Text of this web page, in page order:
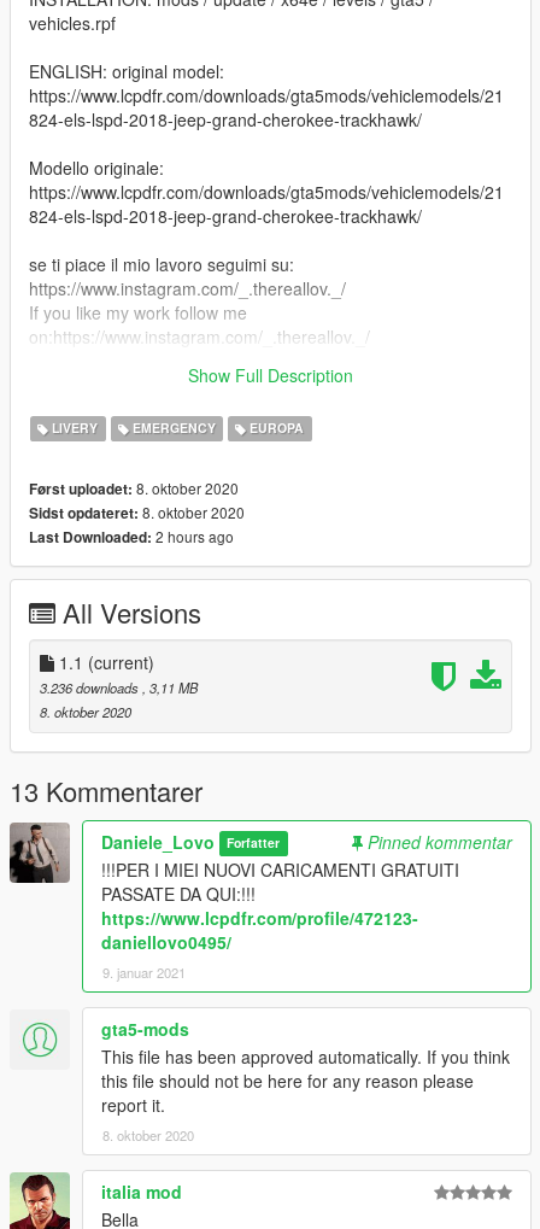
vehicles.rpf
ENGLISH: original model:
https://www.lcpdfr.com/downloads/gta5mods/vehiclemodels/21
824-els-lspd-2018-jeep-grand-cherokee-trackhawk/
Modello originale:
https://www.lcpdfr.com/downloads/gta5mods/vehiclemodels/21
824-els-lspd-2018-jeep-grand-cherokee-trackhawk/
se ti piace il mio lavoro seguimi su:
https://www.instagram.com/_.thereallov._/
If you like my work follow me
on:https://www.instagram.com/_.thereallov._/
Un grazie a: https://it.gta5-mods.com/users/VIFederico
Show Full Description
LIVERY EMERGENCY EUROPA
Først uploadet: 8. oktober 2020
Sidst opdateret: 8. oktober 2020
Last Downloaded: 2 hours ago
All Versions
1.1 (current)
3.236 downloads , 3,11 MB
8. oktober 2020
13 Kommentarer
Daniele_Lovo Forfatter
Pinned kommentar
!!!PER I MIEI NUOVI CARICAMENTI GRATUITI
PASSATE DA QUI:!!!
https://www.lcpdfr.com/profile/472123-
daniellovo0495/
9. januar 2021
gta5-mods
This file has been approved automatically. If you think
this file should not be here for any reason please
report it.
8. oktober 2020
italia mod
Bella